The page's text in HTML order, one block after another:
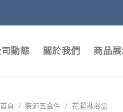
動態 關於我們 商品
首頁 / 裝飾五金件 / 花灑淋浴盒